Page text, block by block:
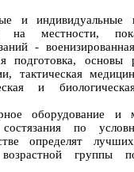
и индивидуальные
на местности,
-
подготовка, основы
тактическая
и
оборудование и
по
определят
группы